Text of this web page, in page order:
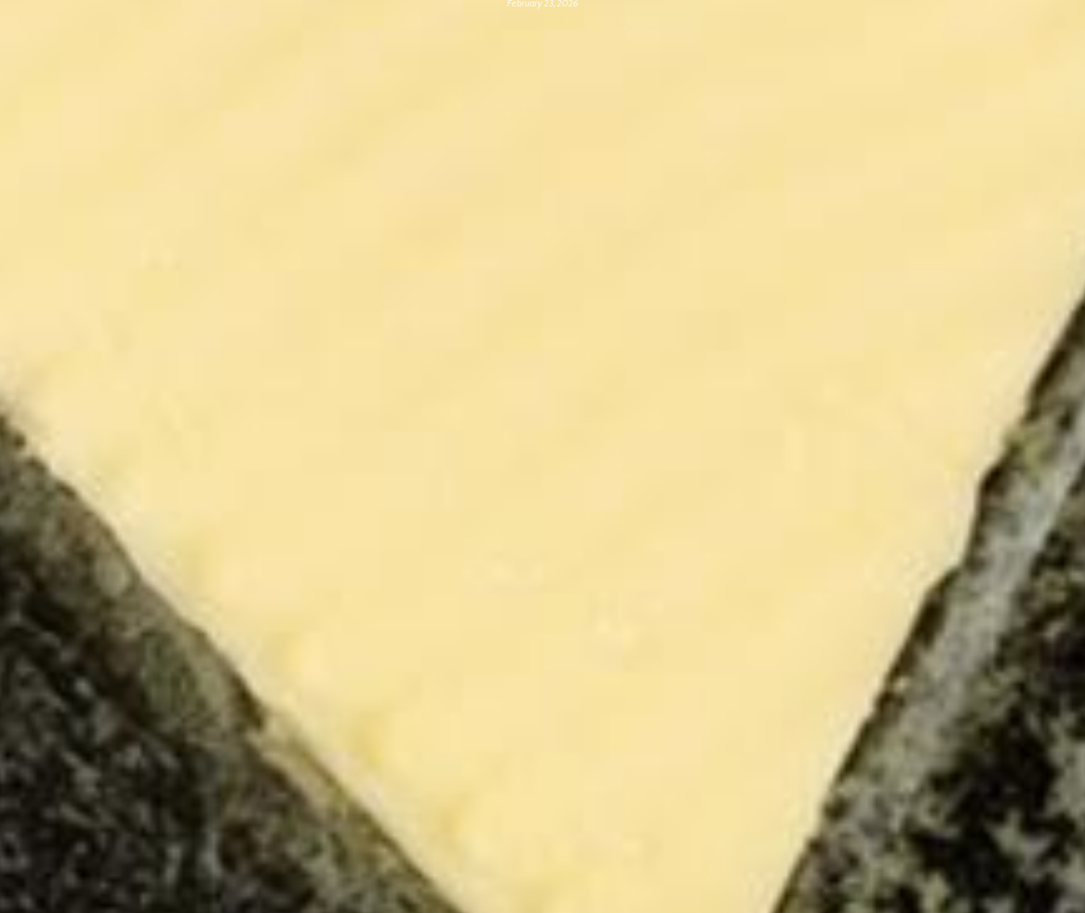
February 23, 2026